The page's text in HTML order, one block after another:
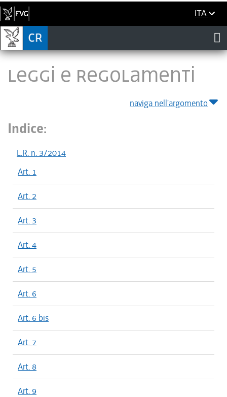
ITA
LEGGI E REGOLAMENTI
naviga nell'argomento
Indice:
L.R. n. 3/2014
Art. 1
Art. 2
Art. 3
Art. 4
Art. 5
Art. 6
Art. 6 bis
Art. 7
Art. 8
Art. 9